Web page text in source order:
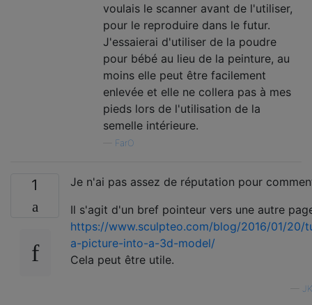
voulais le scanner avant de l'utiliser,
pour le reproduire dans le futur.
J'essaierai d'utiliser de la poudre
pour bébé au lieu de la peinture, au
moins elle peut être facilement
enlevée et elle ne collera pas à mes
pieds lors de l'utilisation de la
semelle intérieure.
FarO
1
Je n'ai pas assez de réputation pour
Il s'agit d'un bref pointeur vers une autre
https://www.sculpteo.com/blog/2016/01/20/
a-picture-into-a-3d-model/
Cela peut être utile.